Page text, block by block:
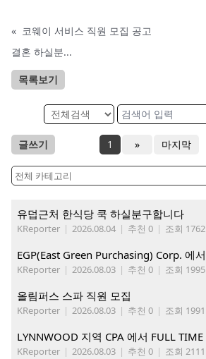
« 코웨이 서비스 직원 모집 공고
결혼 하실분...
목록보기
글쓰기 1 » 마지막
유덥근처 한식당 쿡 하실분구합니다
KReporter | 2026.08.04 | 추천 0 | 조회 1762
KReporter | 2026.08.03 | 추천 0 | 조회 1995
올림퍼스 스파 직원 모집
KReporter | 2026.08.03 | 추천 0 | 조회 1991
KReporter | 2026.08.03 | 추천 0 | 조회 2111